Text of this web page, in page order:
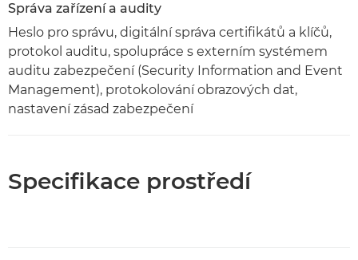
Správa zařízení a audity
Heslo pro správu, digitální správa certifikátů a klíčů,
protokol auditu, spolupráce s externím systémem
auditu zabezpečení (Security Information and Event
Management), protokolování obrazových dat,
nastavení zásad zabezpečení
Specifikace prostředí